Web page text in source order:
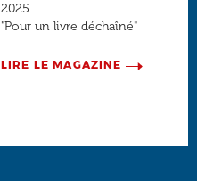
2025
"Pour un livre déchaîné"
LIRE LE MAGAZINE